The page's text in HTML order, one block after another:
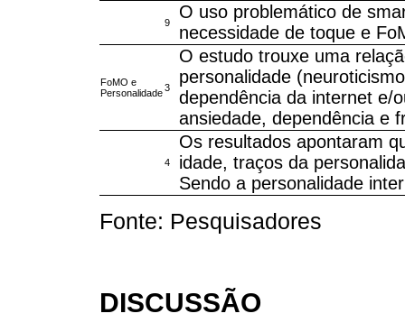
9
O uso problemático de
necessidade de toque e
FoMO e
Personalidade3
O estudo trouxe uma
personalidade
dependência da internet e/
ansiedade, dependência e
4
Os resultados apontaram
idade, traços da
Sendo a personalidade
Fonte: Pesquisadores
DISCUSSÃO